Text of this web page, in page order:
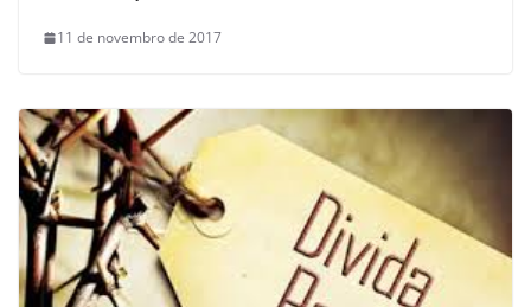
11 de novembro de 2017